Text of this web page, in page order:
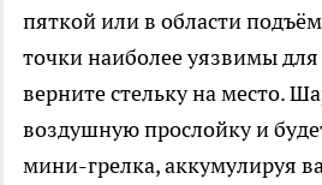
пяткой или в области
точки наиболее уязвимы
верните стельку на место.
воздушную прослойку и
мини-грелка, аккумулируя